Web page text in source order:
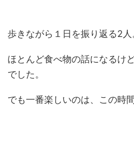
歩きながら１日を振り返る2人
ほとんど食べ物の話になるけ
でした。
でも一番楽しいのは、この時